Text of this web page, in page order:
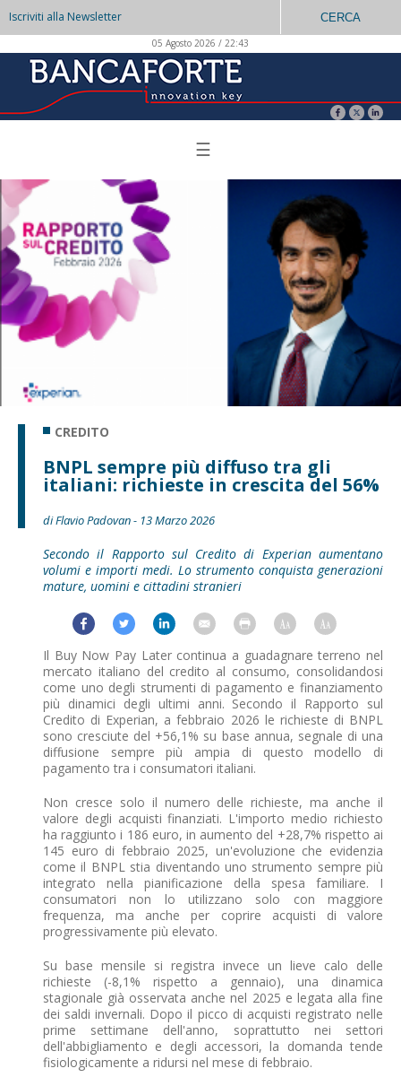
Iscriviti alla Newsletter CERCA
05 Agosto 2026 / 22:43
☰
CREDITO
BNPL sempre più diffuso tra gli
italiani: richieste in crescita del 56%
di Flavio Padovan - 13 Marzo 2026
Secondo il Rapporto sul Credito di Experian aumentano
volumi e importi medi. Lo strumento conquista generazioni
mature, uomini e cittadini stranieri
Il Buy Now Pay Later continua a guadagnare terreno nel
mercato italiano del credito al consumo, consolidandosi
come uno degli strumenti di pagamento e finanziamento
più dinamici degli ultimi anni. Secondo il Rapporto sul
Credito di Experian, a febbraio 2026 le richieste di BNPL
sono cresciute del +56,1% su base annua, segnale di una
diffusione sempre più ampia di questo modello di
pagamento tra i consumatori italiani.
Non cresce solo il numero delle richieste, ma anche il
valore degli acquisti finanziati. L'importo medio richiesto
ha raggiunto i 186 euro, in aumento del +28,7% rispetto ai
145 euro di febbraio 2025, un'evoluzione che evidenzia
come il BNPL stia diventando uno strumento sempre più
integrato nella pianificazione della spesa familiare. I
consumatori non lo utilizzano solo con maggiore
frequenza, ma anche per coprire acquisti di valore
progressivamente più elevato.
Su base mensile si registra invece un lieve calo delle
richieste (-8,1% rispetto a gennaio), una dinamica
stagionale già osservata anche nel 2025 e legata alla fine
dei saldi invernali. Dopo il picco di acquisti registrato nelle
prime settimane dell'anno, soprattutto nei settori
dell'abbigliamento e degli accessori, la domanda tende
fisiologicamente a ridursi nel mese di febbraio.